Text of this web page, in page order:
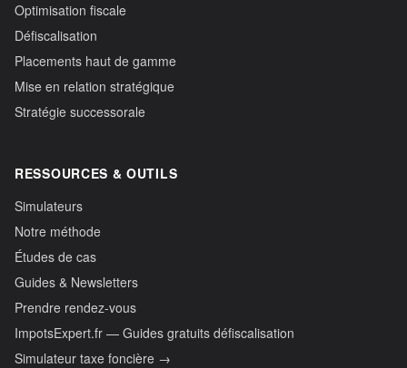
Optimisation fiscale
Défiscalisation
Placements haut de gamme
Mise en relation stratégique
Stratégie successorale
RESSOURCES & OUTILS
Simulateurs
Notre méthode
Études de cas
Guides & Newsletters
Prendre rendez-vous
ImpotsExpert.fr — Guides gratuits défiscalisation
Simulateur taxe foncière →